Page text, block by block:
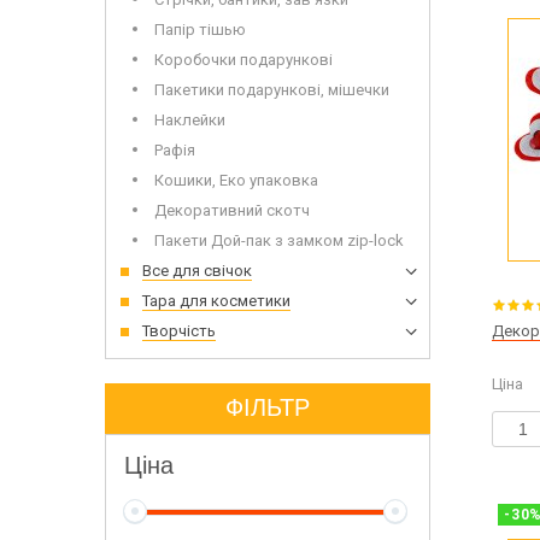
Іграшки для заливки в мило
Луг
Мило
Папір тішью
Коробочки подарункові
Пакетики подарункові, мішечки
Наклейки
Рафія
Кошики, Еко упаковка
Декоративний скотч
Пакети Дой-пак з замком zip-lock
Все для свічок
Тара для косметики
Творчість
ФІЛЬТР
Ціна
Декор
Ціна
- 30%